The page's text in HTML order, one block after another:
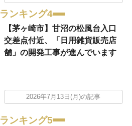
ランキング4
【茅ヶ崎市】甘沼の松風台入口
交差点付近、「日用雑貨販売店
舗」の開発工事が進んでいます
2026年7月13日(月)の記事
ランキング5